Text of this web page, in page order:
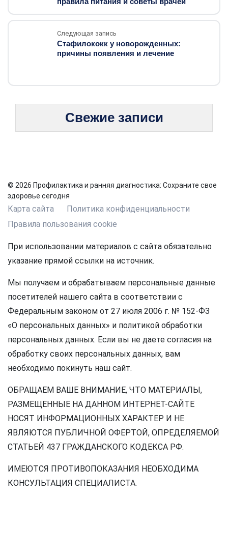
Следующая запись
Стафилококк у новорожденных:
причины появления и лечение
Свежие записи
© 2026 Профилактика и ранняя диагностика: Сохраните свое
здоровье сегодня
Карта сайта
Политика конфиденциальности
Правила пользования cookie
При использовании материалов с сайта обязательно
указание прямой ссылки на источник.
Мы получаем и обрабатываем персональные данные
посетителей нашего сайта в соответствии с
Федеральным законом от 27 июля 2006 г. № 152-ФЗ
«О персональных данных» и политикой обработки
персональных данных. Если вы не даете согласия на
обработку своих персональных данных, вам
необходимо покинуть наш сайт.
ОБРАЩАЕМ ВАШЕ ВНИМАНИЕ, ЧТО МАТЕРИАЛЫ,
РАЗМЕЩЕННЫЕ НА ДАННОМ ИНТЕРНЕТ-САЙТЕ
НОСЯТ ИНФОРМАЦИОННЫХ ХАРАКТЕР И НЕ
ЯВЛЯЮТСЯ ПУБЛИЧНОЙ ОФЕРТОЙ, ОПРЕДЕЛЯЕМОЙ
СТАТЬЕЙ 437 ГРАЖДАНСКОГО КОДЕКСА РФ.
ИМЕЮТСЯ ПРОТИВОПОКАЗАНИЯ НЕОБХОДИМА
КОНСУЛЬТАЦИЯ СПЕЦИАЛИСТА.